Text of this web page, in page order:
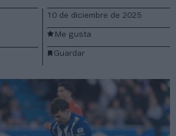
10 de diciembre de 2025
Guardar
Me gusta